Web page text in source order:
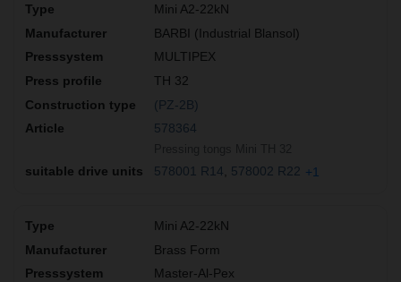
Mini A2-22kN
BARBI (Industrial Blansol)
MULTIPEX
TH 32
(PZ-2B)
578364
578001 R14 578002 R22 +1
Mini A2-22kN
Brass Form
Master-Al-Pex